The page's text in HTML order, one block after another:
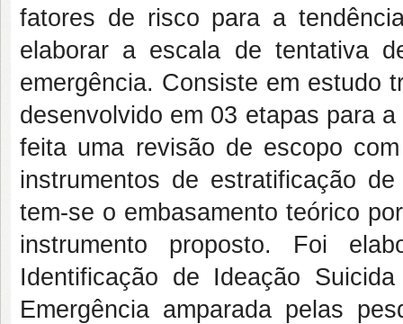
fatores de risco para a
elaborar a escala de tentativa
emergência. Consiste em estudo
desenvolvido em 03 etapas para
feita uma revisão de escopo
instrumentos de estratificação
tem-se o embasamento teórico
instrumento proposto. Foi
Identificação de Ideação
Emergência amparada pelas